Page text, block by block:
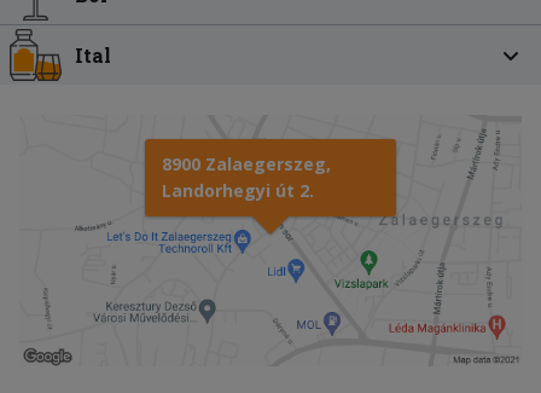
Ital
8900 Zalaegerszeg,
Landorhegyi út 2.